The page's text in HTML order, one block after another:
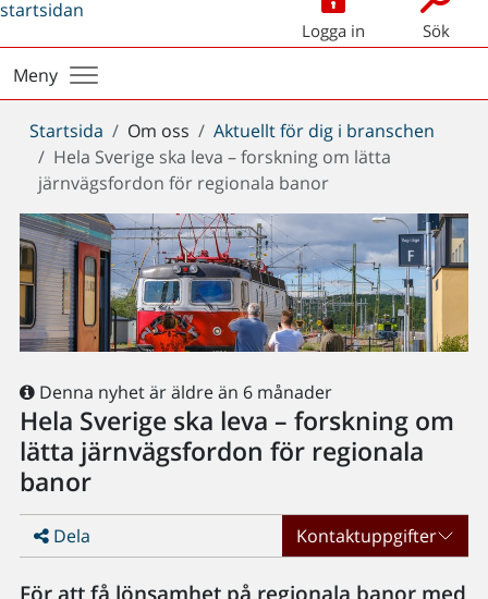
Logga in Sök
Meny
Du
är
här:
Startsida Om oss
Aktuellt för dig i branschen
Hela Sverige ska leva – forskning om lätta
järnvägsfordon för regionala banor
Denna nyhet är äldre än 6 månader
Hela Sverige ska leva – forskning om
lätta järnvägsfordon för regionala
banor
Dela Kontaktuppgifter
För att få lönsamhet på regionala banor med